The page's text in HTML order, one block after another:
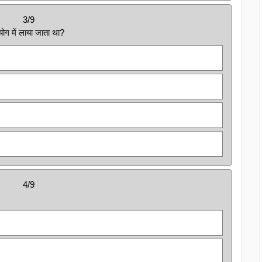
3/9
में लाया जाता था?
4/9